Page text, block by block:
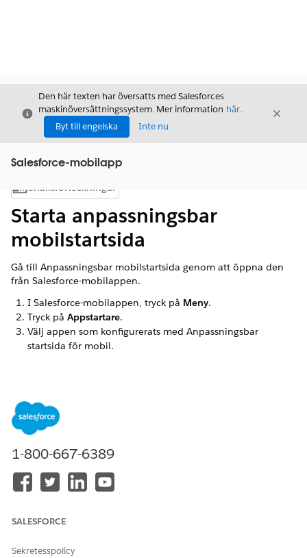
Stäng
Den här texten har översatts med Salesforces
maskinöversättningssystem. Mer information här.
Byt till engelska
Inte nu
Stäng
Salesforce-mobilapp
Visa innehållsförteckning
Innehållsförteckningar
Starta anpassningsbar
mobilstartsida
Gå till Anpassningsbar mobilstartsida genom att öppna den
från Salesforce-mobilappen.
I Salesforce-mobilappen, tryck på Meny.
Tryck på Appstartare.
Välj appen som konfigurerats med Anpassningsbar
startsida för mobil.
1-800-667-6389
SALESFORCE
Sekretesspolicy